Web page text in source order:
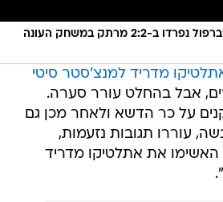
התקציר: מנצ'סטר סיטי וליברפול נפרדו ב-2:2 מרתק במשחק העונה
מדריד למנצ'סטר סיטי
אבל בהחלט עורר סערה.
על כר הדשא ולאחר מכן גם
עוררו תגובות נזעמות,
האשימו את אתלטיקו מדריד